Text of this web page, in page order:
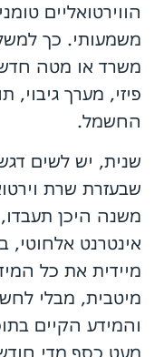
הווירטואליים
משמעותי. כך
משרד או מטה
פיזי, מערך גיבוי,
החשמל.
שנית, יש לשים
משנה היכן
אינטרנט אלחוטי,
מיידית את כל
מיטבית, מבלי
והמידע הקיים
מעט כסף מדי